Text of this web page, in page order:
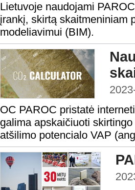
Lietuvoje naudojami
įrankį, skirtą skaitmeniniam
modeliavimui (BIM).
OC PAROC pristatė
galima apskaičiuoti
atšilimo potencialo VAP